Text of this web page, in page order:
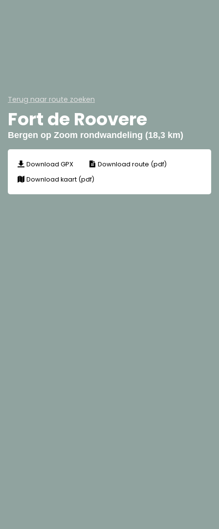
Terug naar route zoeken
Fort de Roovere
Bergen op Zoom rondwandeling (18,3 km)
Download GPX
Download route (pdf)
Download kaart (pdf)